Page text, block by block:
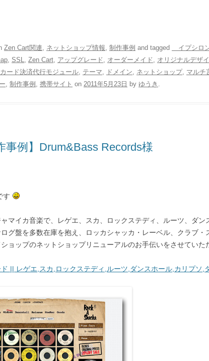
Zen Cart関連, ネットショップ情報, 制作事例 and tagged イプシロ
, SSL, Zen Cart, アップグレード , オーダーメイド , オリジナルデザ
ード決済代行モジュール, テーマ, ドメイン, ネットショップ, マルチ
, 制作事例 , 携帯サイト on 2011年5月23日 by ゆうき .
事例】Drum&Bass Records様
す
マイカ音楽で、レゲエ、スカ、ロックステディ、ルーツ、ダン
グ盤を多数在庫を抱え、ロッカシャッカ・レーベル、クラブ・
ョップのネットショップリニューアルのお手伝いをさせていた
ド || レゲエ,スカ,ロックステディ,ルーツ,ダンスホール,カリプソ,